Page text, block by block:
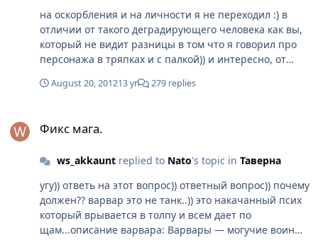
на оскорбления и на личности я не переходил :) в
отличии от такого деградирующего человека как вы,
который не видит разницы в том что я говорил про
персонажа в тряпках и с палкой)) и интересно, от
рахитами? ;D я говорил про фарм, а не про то как
August 20, 201213 yr 279 replies
Фикс мага.
ws_akkauntreplied to Nato's topic in Таверна
угу)) ответь на этот вопрос)) ответный вопрос)) почему
должен?? варвар это не танк..)) это накачанный псих
который врывается в толпу и всем дает по
щам...описание варвара: Варвары — могучие воины